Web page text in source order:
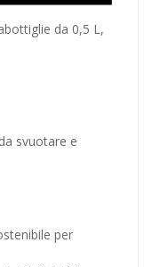
da 0,5 L,
svuotare e
per